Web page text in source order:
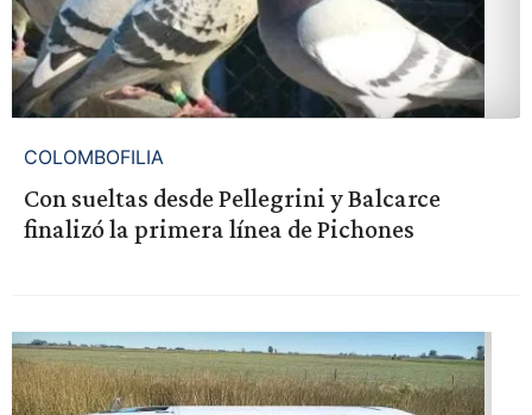
COLOMBOFILIA
Con sueltas desde Pellegrini y Balcarce
finalizó la primera línea de Pichones